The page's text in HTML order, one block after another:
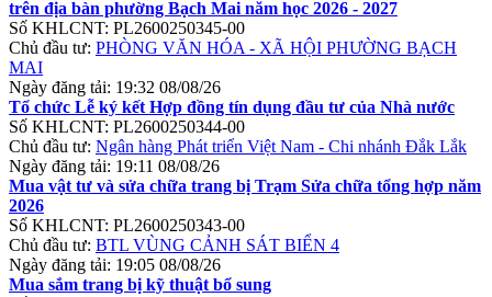
trên địa bàn phường Bạch Mai năm học 2026 - 2027
Số KHLCNT: PL2600250345-00
Chủ đầu tư: PHÒNG VĂN HÓA - XÃ HỘI PHƯỜNG BẠCH
MAI
Ngày đăng tải: 19:32 08/08/26
Tổ chức Lễ ký kết Hợp đồng tín dụng đầu tư của Nhà nước
Số KHLCNT: PL2600250344-00
Chủ đầu tư: Ngân hàng Phát triển Việt Nam - Chi nhánh Đắk Lắk
Ngày đăng tải: 19:11 08/08/26
Mua vật tư và sửa chữa trang bị Trạm Sửa chữa tổng hợp năm
2026
Số KHLCNT: PL2600250343-00
Chủ đầu tư: BTL VÙNG CẢNH SÁT BIỂN 4
Ngày đăng tải: 19:05 08/08/26
Mua sắm trang bị kỹ thuật bổ sung